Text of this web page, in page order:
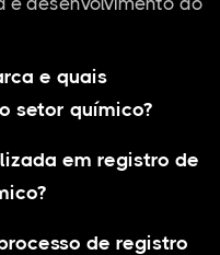
e quais
setor químico?
em registro de
de registro